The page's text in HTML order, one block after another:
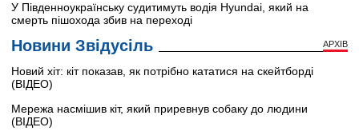
У Південноукраїнську судитимуть водія Hyundai, який на
смерть пішохода збив на переході
Новини Звідусіль АРХІВ
Новий хіт: кіт показав, як потрібно кататися на скейтборді
(ВІДЕО)
Мережа насмішив кіт, який приревнув собаку до людини
(ВІДЕО)